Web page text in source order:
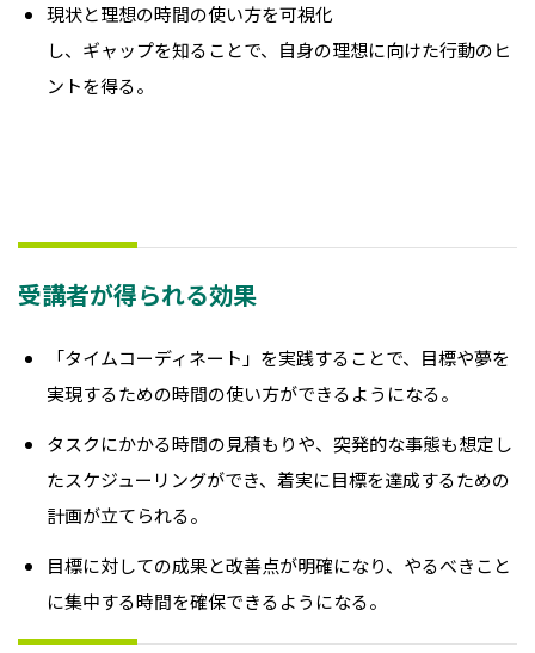
現状と理想の時間の使い方を可視化
し、ギャップを知ることで、自身の理想に向けた行動のヒ
ントを得る。
受講者が得られる効果
「タイムコーディネート」を実践することで、目標や夢を
実現するための時間の使い方ができるようになる。
タスクにかかる時間の見積もりや、突発的な事態も想定し
たスケジューリングができ、着実に目標を達成するための
計画が立てられる。
目標に対しての成果と改善点が明確になり、やるべきこと
に集中する時間を確保できるようになる。